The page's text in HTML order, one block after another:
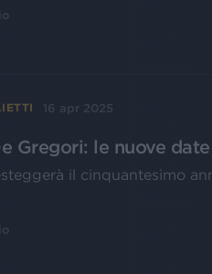
16 apr 2025
Gregori: le nuove
il cinquantesimo